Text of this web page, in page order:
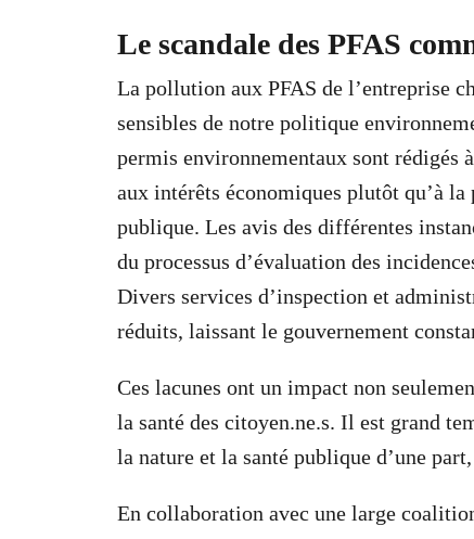
Le scandale des PFAS
La pollution aux PFAS de l’entreprise
sensibles de notre politique
permis environnementaux sont rédigés
aux intérêts économiques plutôt qu’à
publique. Les avis des différentes
du processus d’évaluation des
Divers services d’inspection et
réduits, laissant le gouvernement
Ces lacunes ont un impact non
la santé des citoyen.ne.s. Il est grand
la nature et la santé publique d’une
En collaboration avec une large